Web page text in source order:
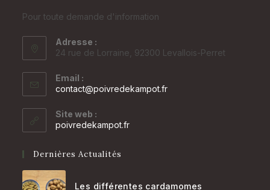
Pour toute demande d'information
Adresse :
24 rue de Lorraine, 92300 Levallois-Perret
Email :
contact@poivredekampot.fr
Site web :
poivredekampot.fr
Dernières Actualités
Les différentes cardamomes